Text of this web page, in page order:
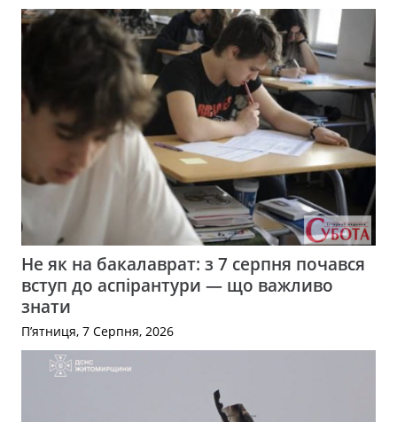
Не як на бакалаврат: з 7 серпня почався
вступ до аспірантури — що важливо
знати
П’ятниця, 7 Серпня, 2026